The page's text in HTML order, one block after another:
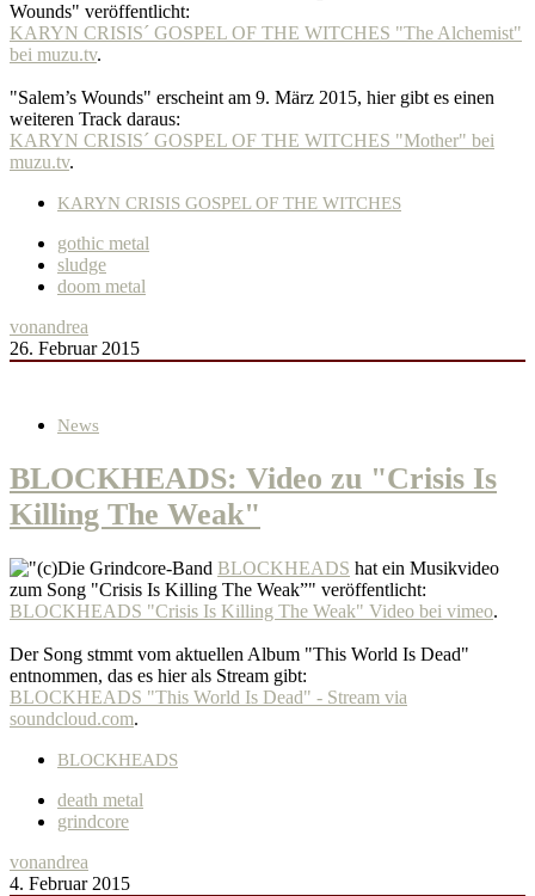
Wounds" veröffentlicht:
KARYN CRISIS´ GOSPEL OF THE WITCHES "The Alchemist"
bei muzu.tv.
"Salem’s Wounds" erscheint am 9. März 2015, hier gibt es einen
weiteren Track daraus:
KARYN CRISIS´ GOSPEL OF THE WITCHES "Mother" bei
muzu.tv.
KARYN CRISIS GOSPEL OF THE WITCHES
gothic metal
sludge
doom metal
vonandrea
26. Februar 2015
News
BLOCKHEADS: Video zu "Crisis Is
Killing The Weak"
Die Grindcore-Band BLOCKHEADS hat ein Musikvideo
zum Song "Crisis Is Killing The Weak”" veröffentlicht:
BLOCKHEADS "Crisis Is Killing The Weak" Video bei vimeo.
Der Song stmmt vom aktuellen Album "This World Is Dead"
entnommen, das es hier als Stream gibt:
BLOCKHEADS "This World Is Dead" - Stream via
soundcloud.com.
BLOCKHEADS
death metal
grindcore
vonandrea
4. Februar 2015